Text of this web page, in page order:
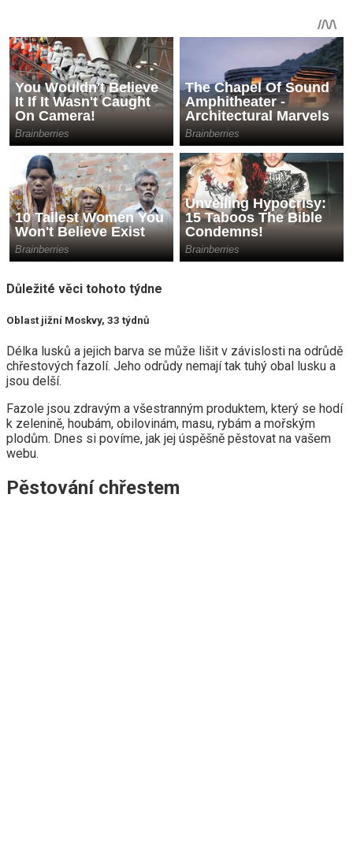
Důležité věci tohoto týdne
Oblast jižní Moskvy, 33 týdnů
Délka lusků a jejich barva se může lišit v závislosti na odrůdě
chřestových fazolí. Jeho odrůdy nemají tak tuhý obal lusku a
jsou delší.
Fazole jsou zdravým a všestranným produktem, který se hodí
k zelenině, houbám, obilovinám, masu, rybám a mořským
plodům. Dnes si povíme, jak jej úspěšně pěstovat na vašem
webu.
Pěstování chřestem